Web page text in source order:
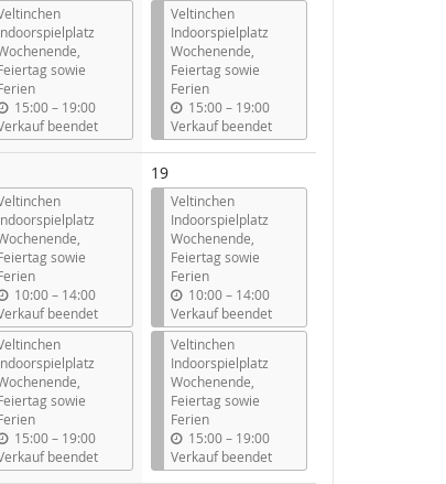
sowie
15:00–b
i
s
19:00
beendet
Veltinchen
Indoorspielplatz
Wochenende,
Feiertag sowie
Ferien
15:00–b
i
s
19:00
Verkauf beendet
sowie
10:00–b
i
s
14:00
beendet
sowie
15:00–b
i
s
19:00
beendet
19
Veltinchen
Indoorspielplatz
Wochenende,
Feiertag sowie
Ferien
10:00–b
i
s
14:00
Verkauf beendet
Veltinchen
Indoorspielplatz
Wochenende,
Feiertag sowie
Ferien
15:00–b
i
s
19:00
Verkauf beendet